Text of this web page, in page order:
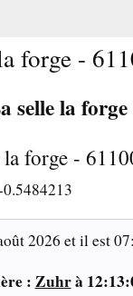
forge -
selle la forge
forge -
2026 et il est
:Zuhrà